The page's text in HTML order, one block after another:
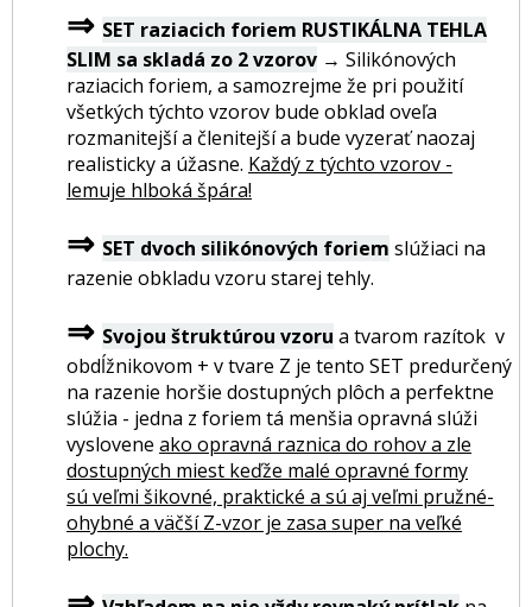
⇒ SET raziacich foriem RUSTIKÁLNA TEHLA
SLIM sa skladá zo 2 vzorov → Silikónových
raziacich foriem, a samozrejme že pri použití
všetkých týchto vzorov bude obklad oveľa
rozmanitejší a členitejší a bude vyzerať naozaj
realisticky a úžasne. Každý z týchto vzorov -
lemuje hlboká špára!
⇒ SET dvoch silikónových foriem slúžiaci na
razenie obkladu vzoru starej tehly.
⇒ Svojou štruktúrou vzoru a tvarom razítok v
obdĺžnikovom + v tvare Z je tento SET predurčený
na razenie horšie dostupných plôch a perfektne
slúžia - jedna z foriem tá menšia opravná slúži
vyslovene ako opravná raznica do rohov a zle
dostupných miest keďže malé opravné formy
sú veľmi šikovné, praktické a sú aj veľmi pružné-
ohybné a väčší Z-vzor je zasa super na veľké
plochy.